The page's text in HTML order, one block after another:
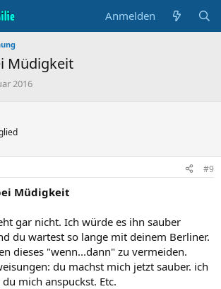
Anmelden
Müdigkeit
2016
#9
Müdigkeit
gar nicht. Ich würde es ihn sauber
du wartest so lange mit deinem Berliner.
dieses "wenn...dann" zu vermeiden.
du machst mich jetzt sauber. ich
mich anspuckst. Etc.